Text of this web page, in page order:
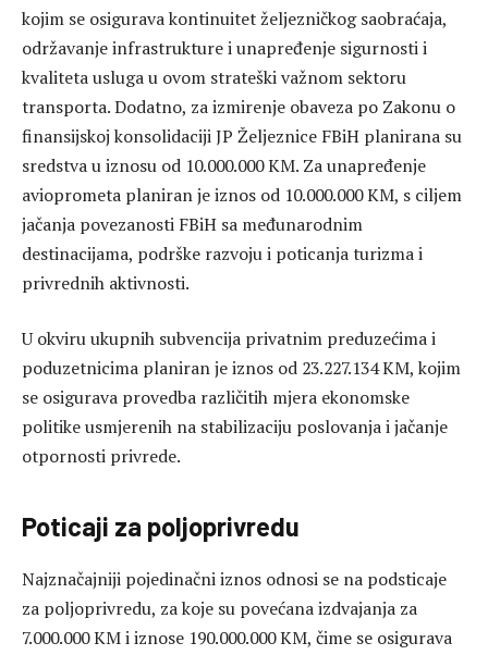
kojim se osigurava kontinuitet željezničkog saobraćaja,
održavanje infrastrukture i unapređenje sigurnosti i
kvaliteta usluga u ovom strateški važnom sektoru
transporta. Dodatno, za izmirenje obaveza po Zakonu o
finansijskoj konsolidaciji JP Željeznice FBiH planirana su
sredstva u iznosu od 10.000.000 KM. Za unapređenje
avioprometa planiran je iznos od 10.000.000 KM, s ciljem
jačanja povezanosti FBiH sa međunarodnim
destinacijama, podrške razvoju i poticanja turizma i
privrednih aktivnosti.
U okviru ukupnih subvencija privatnim preduzećima i
poduzetnicima planiran je iznos od 23.227.134 KM, kojim
se osigurava provedba različitih mjera ekonomske
politike usmjerenih na stabilizaciju poslovanja i jačanje
otpornosti privrede.
Poticaji za poljoprivredu
Najznačajniji pojedinačni iznos odnosi se na podsticaje
za poljoprivredu, za koje su povećana izdvajanja za
7.000.000 KM i iznose 190.000.000 KM, čime se osigurava